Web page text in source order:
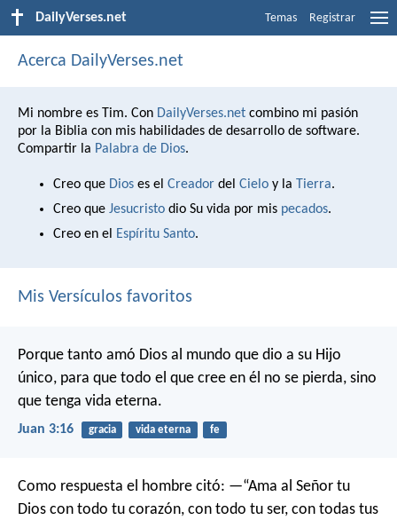
DailyVerses.net Temas Registrar
Acerca DailyVerses.net
Mi nombre es Tim. Con DailyVerses.net combino mi pasión
por la Biblia con mis habilidades de desarrollo de software.
Compartir la Palabra de Dios.
Creo que Dios es el Creador del Cielo y la Tierra.
Creo que Jesucristo dio Su vida por mis pecados.
Creo en el
Espíritu Santo.
Mis Versículos favoritos
Porque tanto amó Dios al mundo que dio a su Hijo
único, para que todo el que cree en él no se pierda, sino
que tenga vida eterna.
Juan 3:16 gracia vida eterna fe
Como respuesta el hombre citó: —“Ama al Señor tu
Dios con todo tu corazón, con todo tu ser, con todas tus